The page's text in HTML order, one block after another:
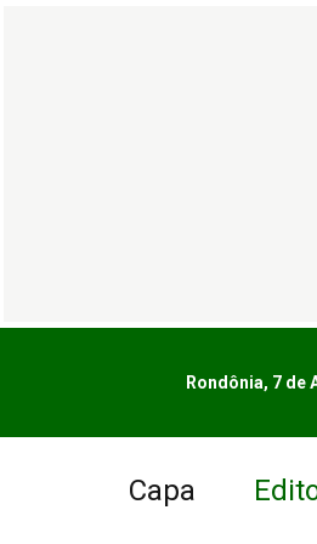
Rondônia, 7 de
Capa